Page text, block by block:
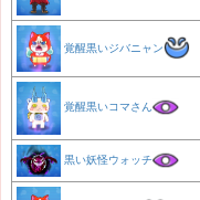
覚醒黒いジバニャン
覚醒黒いコマさん
黒い妖怪ウォッチ